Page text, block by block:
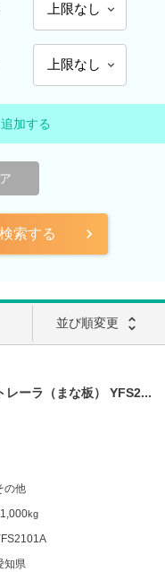
加する
索する
並び順変更 unfold_more
レーラ（まな板） YFS2...
の他
kg
知県